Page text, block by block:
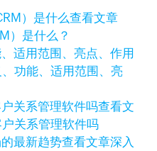
查看文章
）是什么？
功能、适用范围、亮
查看文
关系管理软件吗
查看文章深入